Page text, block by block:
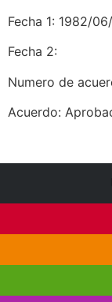
Fecha 1: 1982/
Fecha 2:
Numero de
Acuerdo: